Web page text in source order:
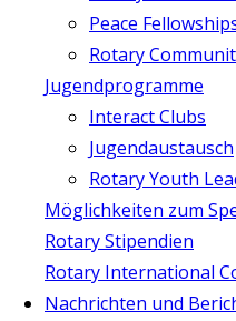
Peace
Rotary
Jugendprogramme
Interact Clubs
Jugendaustausch
Rotary Youth
Möglichkeiten zum
Rotary Stipendien
Rotary International
Nachrichten und